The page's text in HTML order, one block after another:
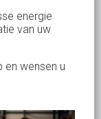
energie
van uw
en wensen u